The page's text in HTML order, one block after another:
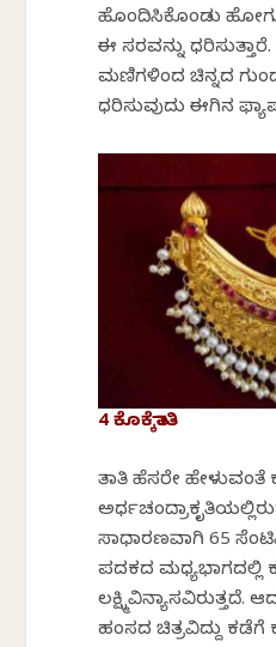
ಹೊಂದಿಸಿಕೊಂಡು
ಈ ಸರವನ್ನು
ಮಣಿಗಳಿಂದ ಚಿನ್ನದ
ಧರಿಸುವುದು ಈಗಿನ
4 ಕೊಕ್ಕೆತಾತಿ
ತಾತಿ ಹೆಸರೇ ಹೇಳುವಂತೆ
ಸಾಧಾರಣವಾಗಿ 65
ಪದಕದ ಮಧ್ಯಭಾಗದಲ್ಲಿ
ಲಕ್ಷ್ಮಿವಿನ್ಯಾಸವಿರುತ್ತದೆ.
ಹಂಸದ ಚಿತ್ರವಿದ್ದು ಕಡೆಗೆ